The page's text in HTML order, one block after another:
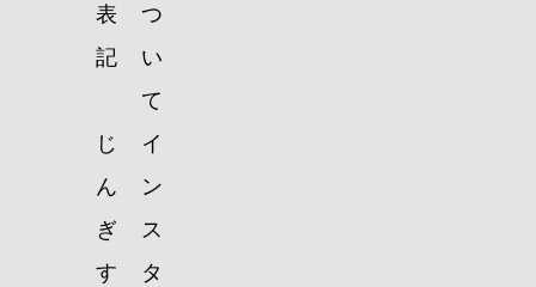
表
記
つ
い
て
じ
ん
ぎ
す
イ
ン
ス
タ